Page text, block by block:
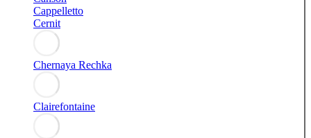
Cappelletto
Cernit
Chernaya Rechka
Clairefontaine